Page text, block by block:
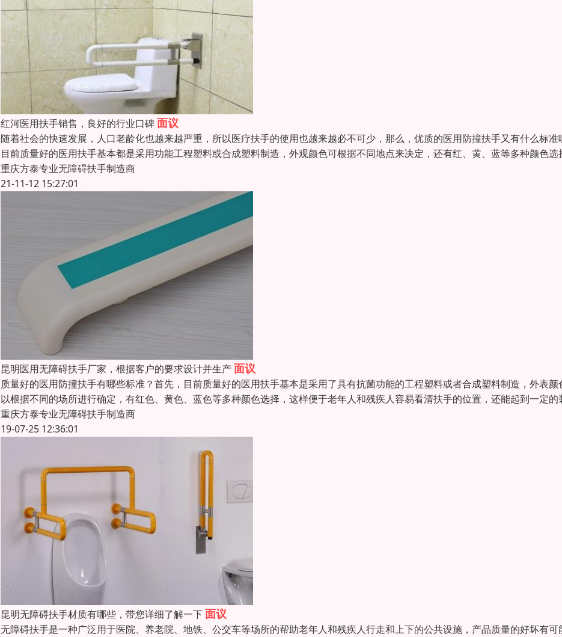
红河医用扶手销售，良好的行业口碑面议
随着社会的快速发展，人口老龄化也越来越严重，所以医疗扶手的使用也越来越必不可少，那么，优质的医用防撞扶手又有什么标准
目前质量好的医用扶手基本都是采用功能工程塑料或合成塑料制造，外观颜色可根据不同地点来决定，还有红、黄、蓝等多种颜色选
重庆方泰专业无障碍扶手制造商
21-11-12 15:27:01
昆明医用无障碍扶手厂家，根据客户的要求设计并生产面议
质量好的医用防撞扶手有哪些标准？首先，目前质量好的医用扶手基本是采用了具有抗菌功能的工程塑料或者合成塑料制造，外表颜
以根据不同的场所进行确定，有红色、黄色、蓝色等多种颜色选择，这样便于老年人和残疾人容易看清扶手的位置，还能起到一定的
重庆方泰专业无障碍扶手制造商
19-07-25 12:36:01
昆明无障碍扶手材质有哪些，带您详细了解一下面议
无障碍扶手是一种广泛用于医院、养老院、地铁、公交车等场所的帮助老年人和残疾人行走和上下的公共设施，产品质量的好坏有可